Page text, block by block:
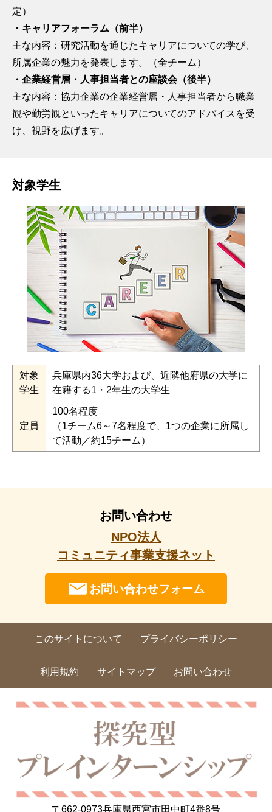
定）
・キャリアフォーラム（前半）
主な内容：研究活動を通じたキャリアについての学び、
所属企業の魅力を発表します。（全チーム）
・企業経営層・人事担当者との座談会（後半）
主な内容：協力企業の企業経営層・人事担当者から職業
観や勤労観といったキャリアについてのアドバイスを受
け、視野を広げます。
対象学生
対象
学生
兵庫県内36大学および、近隣他府県の大学に
在籍する1・2年生の大学生
定員
100名程度
（1チーム6～7名程度で、1つの企業に所属し
て活動／約15チーム）
お問い合わせ
NPO法人
コミュニティ事業支援ネット
お問い合わせフォーム
このサイトについて プライバシーポリシー
利用規約 サイトマップ お問い合わせ
〒662-0973兵庫県西宮市田中町4番8号